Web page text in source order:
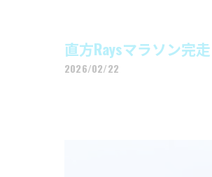
直方Raysマラソン完走
2026/02/22